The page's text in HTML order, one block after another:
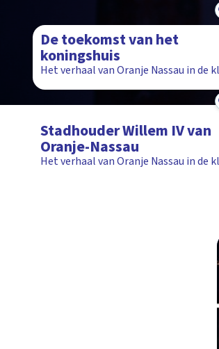
De toekomst van het
koningshuis
Het verhaal van Oranje Nassau in de
Stadhouder Willem IV van
Oranje-Nassau
Het verhaal van Oranje Nassau in de
6:32